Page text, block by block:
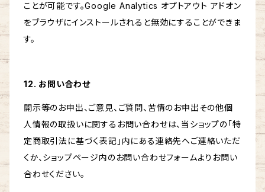
ことが可能です。Google Analytics オプトアウト アドオン
をブラウザにインストールされると無効にすることができま
す。
12. お問い合わせ
開示等のお申出、ご意見、ご質問、苦情のお申出その他個
人情報の取扱いに関するお問い合わせは、当ショップの「特
定商取引法に基づく表記」内にある連絡先へご連絡いただ
くか、ショップページ内のお問い合わせフォームよりお問い
合わせください。